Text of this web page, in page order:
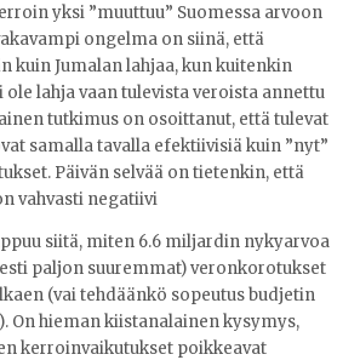
yksi ”muuttuu” Suomessa arvoon
ongelma on siinä, että
kuin Jumalan lahjaa, kun kuitenkin
ole lahja vaan tulevista veroista annettu
tutkimus on osoittanut, että tulevat
samalla tavalla efektiivisiä kuin ”nyt”
Päivän selvää on tietenkin, että
vahvasti negatiivi
siitä, miten 6.6 miljardin nykyarvoa
paljon suuremmat) veronkorotukset
(vai tehdäänkö sopeutus budjetin
On hieman kiistanalainen kysymys,
kerroinvaikutukset poikkeavat